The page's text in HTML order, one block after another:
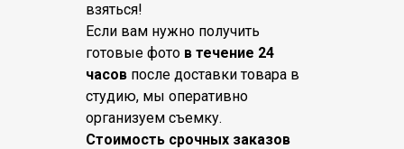
взяться!
Если вам нужно получить
готовые фото в течение 24
часов после доставки товара в
студию, мы оперативно
организуем съемку.
Стоимость срочных заказов